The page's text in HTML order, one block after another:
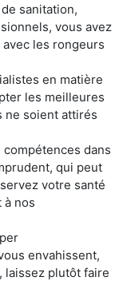
sanitation,
vous avez
les rongeurs
en matière
les meilleures
ne soient attirés
dans
qui peut
votre santé
à nos
envahissent,
laissez plutôt faire